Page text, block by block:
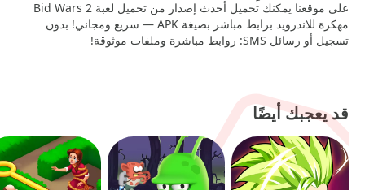
على موقعنا يمكنك تحميل أحدث إصدار من تحميل لعبة Bid Wars 2
مهكرة للاندرويد برابط مباشر بصيغة APK — سريع ومجاني! بدون
تسجيل أو رسائل SMS: روابط مباشرة وملفات موثوقة!
قد يعجبك أيضًا